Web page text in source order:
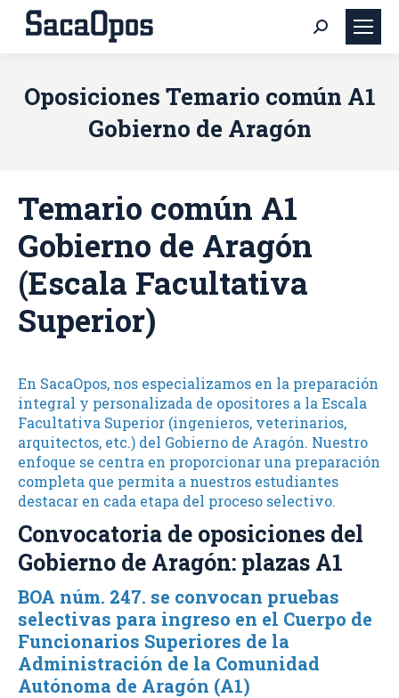
Buscar:
Oposiciones Temario común A1
Gobierno de Aragón
Temario común A1
Gobierno de Aragón
(Escala Facultativa
Superior)
En SacaOpos, nos especializamos en la preparación
integral y personalizada de opositores a la Escala
Facultativa Superior (ingenieros, veterinarios,
arquitectos, etc.) del Gobierno de Aragón. Nuestro
enfoque se centra en proporcionar una preparación
completa que permita a nuestros estudiantes
destacar en cada etapa del proceso selectivo.
Convocatoria de oposiciones del
Gobierno de Aragón: plazas A1
BOA núm. 247. se convocan pruebas
selectivas para ingreso en el Cuerpo de
Funcionarios Superiores de la
Administración de la Comunidad
Autónoma de Aragón (A1)